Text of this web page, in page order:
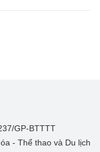
GP-BTTTT
- Thể thao và Du lịch